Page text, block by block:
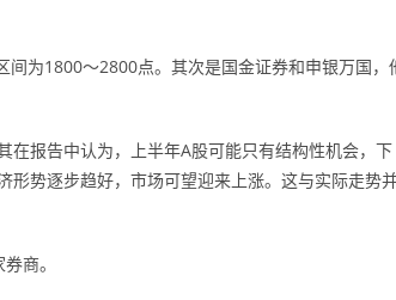
为1800～2800点。其次是国金证券和申银万国，
在报告中认为，上半年A股可能只有结构性机会，下
形势逐步趋好，市场可望迎来上涨。这与实际走势
商。